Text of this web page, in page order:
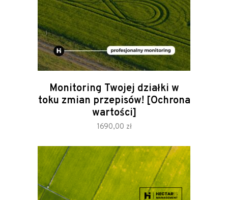
Monitoring Twojej działki w
toku zmian przepisów! [Ochrona
wartości]
1690,00 zł
zamów